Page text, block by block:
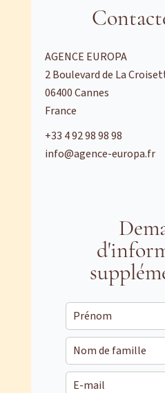
AGENCE EUROPA
2 Boulevard de La
06400Cannes
France
+33 4 92 98 98 98
info@agence-europa.fr